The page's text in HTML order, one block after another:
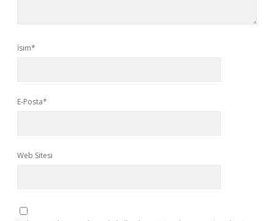
İsim*
E-Posta*
Web Sitesi